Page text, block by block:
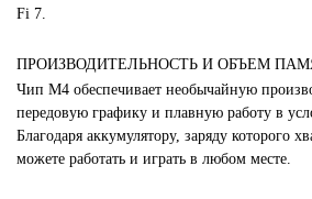
Fi 7.
ПРОИЗВОДИТЕЛЬНОСТЬ И ОБЪЕМ
Чип M4 обеспечивает необычайную
передовую графику и плавную работу в
Благодаря аккумулятору, заряду которого
можете работать и играть в любом месте.